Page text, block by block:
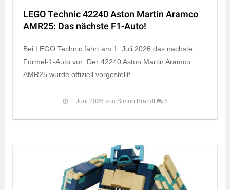
LEGO Technic 42240 Aston Martin Aramco
AMR25: Das nächste F1-Auto!
Bei LEGO Technic fährt am 1. Juli 2026 das nächste
Formel-1-Auto vor: Der 42240 Aston Martin Aramco
AMR25 wurde offiziell vorgestellt!
1. Juni 2026 von Simon Brandt 5